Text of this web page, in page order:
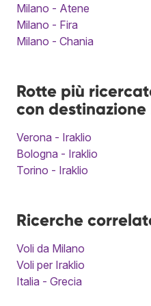
Milano - Atene
Milano - Fira
Milano - Chania
Rotte più
con
Verona - Iraklio
Bologna - Iraklio
Torino - Iraklio
Ricerche
Voli da Milano
Voli per Iraklio
Italia - Grecia